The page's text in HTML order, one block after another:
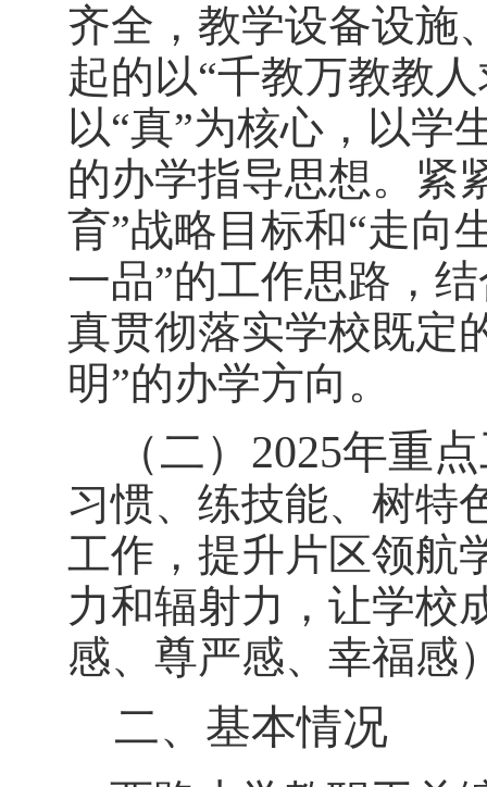
齐全，教学设备设施
起的以“千教万教教
以“真”为核心，以学
的办学指导思想。紧
育”战略目标和“走向
一品”的工作思路，
真贯彻落实学校既定
明”的办学方向。
（二） 2025年重
习惯、练技能、树特
工作，提升片区领航
力和辐射力，让学校
感、尊严感、幸福感
二、基本情况